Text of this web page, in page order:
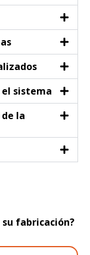
sistema
la
fabricación?